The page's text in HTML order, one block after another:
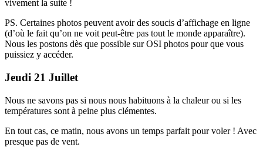
vivement la suite !
PS. Certaines photos peuvent avoir des soucis d’affichage en ligne
(d’où le fait qu’on ne voit peut-être pas tout le monde apparaître).
Nous les postons dès que possible sur OSI photos pour que vous
puissiez y accéder.
Jeudi 21 Juillet
Nous ne savons pas si nous nous habituons à la chaleur ou si les
températures sont à peine plus clémentes.
En tout cas, ce matin, nous avons un temps parfait pour voler ! Avec
presque pas de vent.